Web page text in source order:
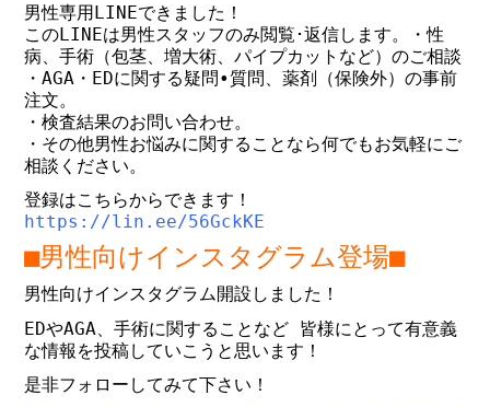
男性専用LINEできました！
このLINEは男性スタッフのみ閲覧･返信します。
・性
病、手術（包茎、増大術、パイプカットなど）のご相談
・AGA・EDに関する疑問•質問、薬剤（保険外）の事前
注文。
・検査結果のお問い合わせ。
・その他男性お悩みに関することなら何でもお気軽にご
相談ください。
登録はこちらからできます！
https://lin.ee/56GckKE
■男性向けインスタグラム登場■
男性向けインスタグラム開設しました！
EDやAGA、手術に関することなど 皆様にとって有意義
な情報を投稿していこうと思います！
是非フォローしてみて下さい！